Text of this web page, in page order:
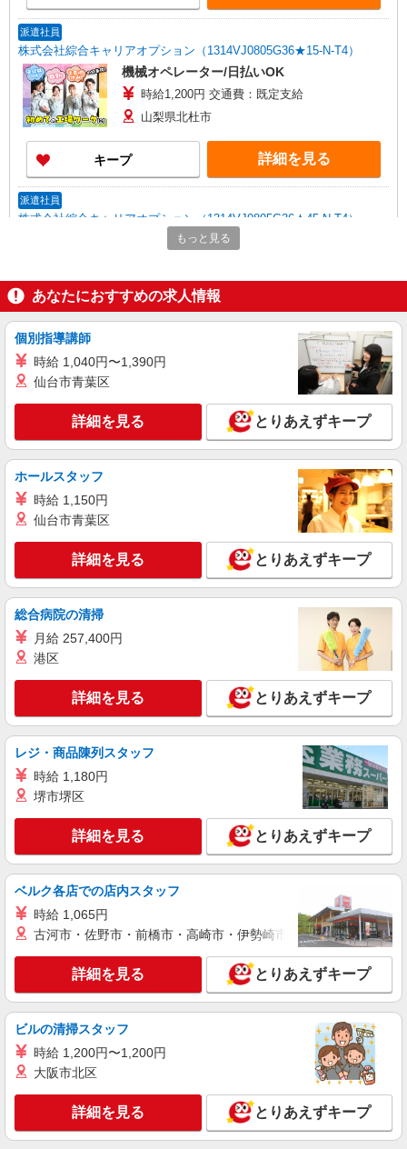
派遣社員
株式会社綜合キャリアオプション（1314VJ0805G36★15-N-T4）
機械オペレーター/日払いOK
時給1,200円 交通費：既定支給
山梨県北杜市
キープ 詳細を見る
派遣社員
株式会社綜合キャリアオプション（1314VJ0805G36★45-N-T4）
ガラス基板製品の製造における機械操作/日払
時給1,500円 交通費：既定支給
山梨県北杜市
詳細を見る
派遣社員
株式会社テクノ・サービス/お仕事No/0900772
機械オペレーター
時給1200円 月収例：216、000円（月収例21日
実働残業代込）（残業・休日出勤手当て等が含ま
山梨県北杜市 ＊車・バイク通勤OK
キープ 詳細を見る
株式会社テクノ・サービス/お仕事No/0883378
時給1180円 月収例：198、000円（月収例21日
実働）（残業・休日出勤手当て等が含まれていま
山梨県北杜市 ＊車・バイク通勤OK
キープ 詳細を見る
派遣社員
株式会社綜合キャリアオプション（1314VJ0805G35★17-N-T4）
だし製品の梱包・洗浄/日払いOK
時給1,300円 交通費：既定支給
山梨県北杜市
キープ 詳細を見る
派遣社員
株式会社綜合キャリアオプション（1314VJ0805G35★18-S-T3）
バルブの加工・チェック/日払いOK
時給1,400円 交通費：既定支給
山梨県北杜市長坂町
キープ 詳細を見る
株式会社綜合キャリアオプション（1314VJ0805G35★3-N-T4）
2枚のガラスを合わせる作業アクリルの原料を
流し込み/日払いOK
もっと見る
あなたにおすすめの求人情報
個別指導講師
時給 1,040円〜1,390円
仙台市青葉区
詳細を見る とりあえずキープ
ホールスタッフ
時給 1,150円
仙台市青葉区
詳細を見る とりあえずキープ
総合病院の清掃
月給 257,400円
港区
詳細を見る とりあえずキープ
レジ・商品陳列スタッフ
時給 1,180円
堺市堺区
詳細を見る とりあえずキープ
ベルク各店での店内スタッフ
時給 1,065円
古河市・佐野市・前橋市・高崎市・伊勢崎市・太田市・館林市
詳細を見る とりあえずキープ
ビルの清掃スタッフ
時給 1,200円〜1,200円
大阪市北区
詳細を見る とりあえずキープ